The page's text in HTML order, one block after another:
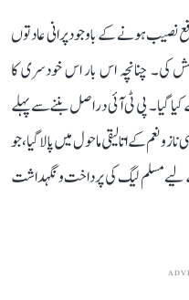
نصیب ہونے کے باوجود پرانی عادتوں
کی۔ چنانچہ اس بار اس خودسری کا
گیا۔ پی ٹی آئی دراصل بننے سے پہلے
و نعم کے اتالیقی ماحول میں پالا گیا، جو
کے لیے مسلم لیگ کی پرداخت و نگہداشت